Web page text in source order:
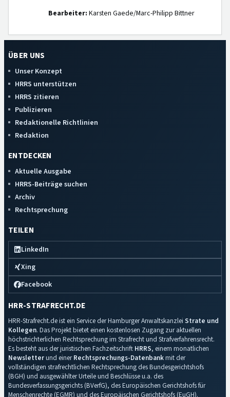
Bearbeiter: Karsten Gaede/Marc-Philipp Bittner
ÜBER UNS
Unser Konzept
HRRS unterstützen
HRRS zitieren
Publizieren
Redaktionelle Richtlinien
Redaktion
ENTDECKEN
Aktuelle Ausgabe
HRRS-Beiträge suchen
Archiv
Rechtsprechung
TEILEN
LinkedIn
Xing
Facebook
HRR-STRAFRECHT.DE
HRR-Strafrecht.de ist ein Service der Hamburger Anwaltskanzlei Strate und
Kollegen. Das Projekt bietet einen kostenlosen Zugang zur aktuellen
höchstrichterlichen Rechtsprechung im Strafrecht und Strafverfahrensrecht.
Es besteht aus der juristischen Fachzeitschrift HRRS, einem monatlichen
Newsletterund einerRechtsprechungs-Datenbankmit der
vollständigen strafrechtlichen Rechtsprechung des Bundesgerichtshofs
(BGH) und ausgewählter Urteile und Beschlüsse u.a. des
Bundesverfassungsgerichts (BVerfG), des Europäischen Gerichtshofs für
Menschenrechte (EGMR) und des Europäischen Gerichtshofs (EuGH).